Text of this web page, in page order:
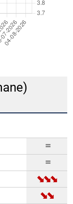
=
=
➡
➡
➡
➡
➡